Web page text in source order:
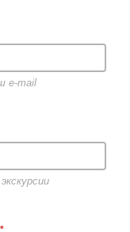
e-mail
*